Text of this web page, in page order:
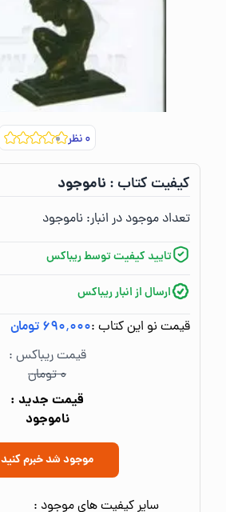
۰نظر
کیفیت کتاب :‌ ناموجود
تعداد موجود در انبار:‌ ناموجود
تایید کیفیت توسط ریباکس
ارسال از انبار ریباکس
قیمت نو این کتاب :۶۹۰٬۰۰۰ تومان
قیمت ریباکس :
۰ تومان
قیمت جدید :
ناموجود
موجود شد خبرم کنید
سایر کیفیت های موجود :